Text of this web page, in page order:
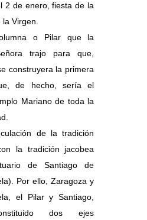
2 de enero, fiesta de la
Virgen.
o Pilar que la
trajo para que,
construyera la primera
de hecho, sería el
Mariano de toda la
de la tradición
la tradición jacobea
de Santiago de
Por ello, Zaragoza y
el Pilar y Santiago,
dos ejes